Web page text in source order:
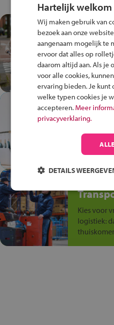
Test je
Fiets
Speel het
en win
In de
plek!
Ontdek
op de
anders is!
Kies voor
logistiek:
Hartelijk welkom
Wij maken gebruik van
bezoek aan onze
aangenaam mogelijk te
ervoor dat alles op
daarom altijd aan. Als je
voor alle cookies,
ervaring bieden. Je kunt
welke typen cookies je
accepteren. Meer
privacyverklaring.
DETAILS